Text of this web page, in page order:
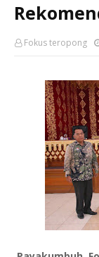
Fokus teropong